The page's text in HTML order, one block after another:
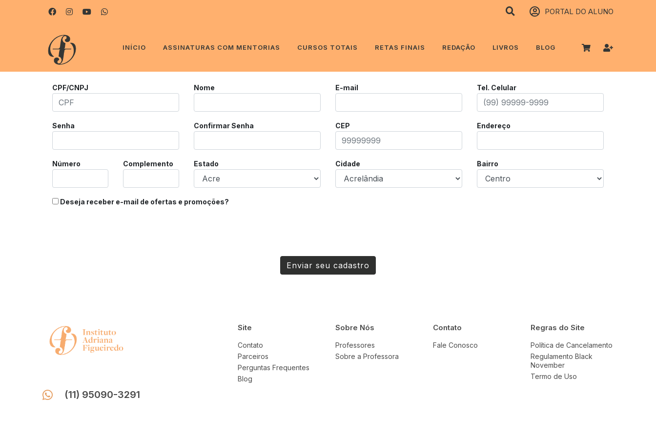
PORTAL DO ALUNO
INÍCIO ASSINATURAS COM MENTORIAS CURSOS TOTAIS RETAS FINAIS REDAÇÃO LIVROS BLOG
CPF/CNPJ Nome E-mail Tel. Celular
Senha Confirmar Senha CEP Endereço
Número Complemento Estado Cidade Bairro
Deseja receber e-mail de ofertas e promoções?
Enviar seu cadastro
(11) 95090-3291
Site
Contato
Parceiros
Perguntas Frequentes
Blog
Sobre Nós
Professores
Sobre a Professora
Contato
Fale Conosco
Regras do Site
Política de Cancelamento
Regulamento Black
November
Termo de Uso